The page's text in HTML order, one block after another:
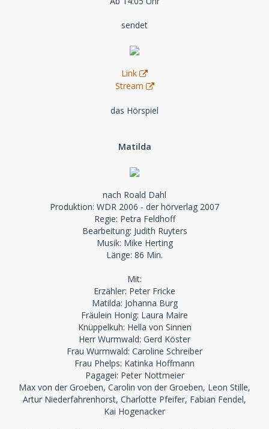
sendet
Link
Stream
das Hörspiel
Matilda
nach Roald Dahl
Produktion: WDR 2006 - der hörverlag 2007
Regie: Petra Feldhoff
Bearbeitung: Judith Ruyters
Musik: Mike Herting
Länge: 86 Min.
Mit:
Erzähler: Peter Fricke
Matilda: Johanna Burg
Fräulein Honig: Laura Maire
Knüppelkuh: Hella von Sinnen
Herr Wurmwald: Gerd Köster
Frau Wurmwald: Caroline Schreiber
Frau Phelps: Katinka Hoffmann
Pagagei: Peter Nottmeier
Max von der Groeben, Carolin von der Groeben, Leon Stille,
Artur Niederfahrenhorst, Charlotte Pfeifer, Fabian Fendel,
Kai Hogenacker